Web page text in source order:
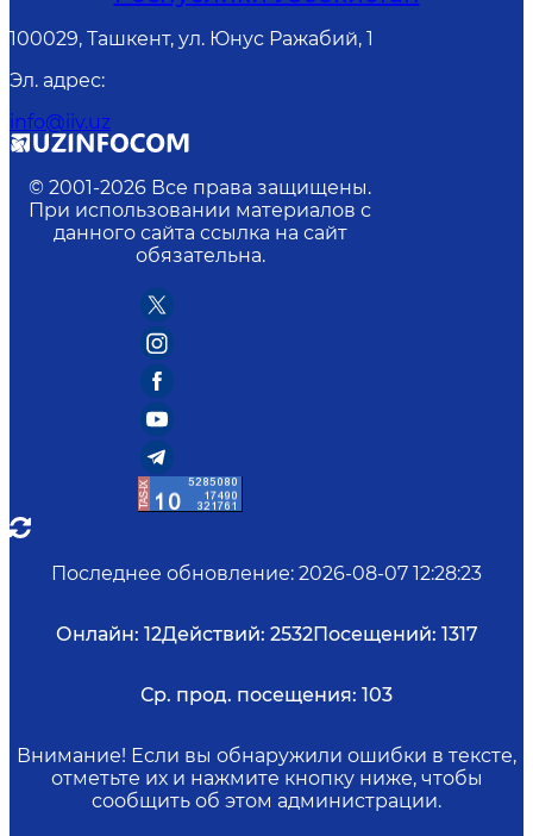
100029, Ташкент, ул. Юнус Ражабий, 1
Эл. адрес:
info@iiv.uz
© 2001-2026 Все права защищены.
При использовании материалов с
данного сайта ссылка на сайт
обязательна.
Последнее обновление: 2026-08-07 12:28:23
Онлайн: 12Действий: 2532Посещений: 1317
Ср. прод. посещения: 103
Внимание! Если вы обнаружили ошибки в тексте,
отметьте их и нажмите кнопку ниже, чтобы
сообщить об этом администрации.